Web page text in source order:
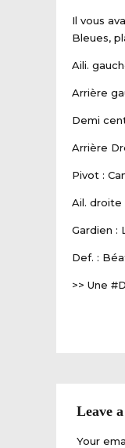
Il vous
Bleues,
Aili.
Arrière
Demi
Arrière
Pivot :
Ail. droite
Gardien :
Def. :
>> Une
Leave
Your